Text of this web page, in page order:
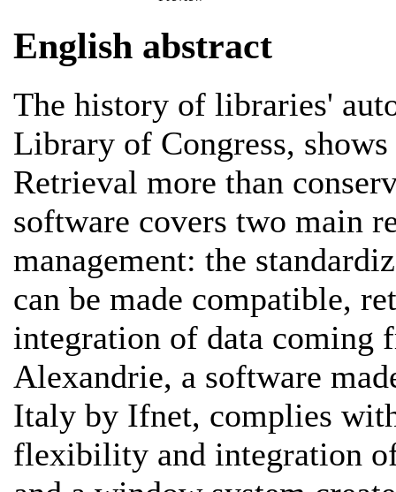
English abstract
The history of libraries'
Library of Congress,
Retrieval more than
software covers two main
management: the
can be made compatible,
integration of data coming
Alexandrie, a software
Italy by Ifnet, complies
flexibility and integration